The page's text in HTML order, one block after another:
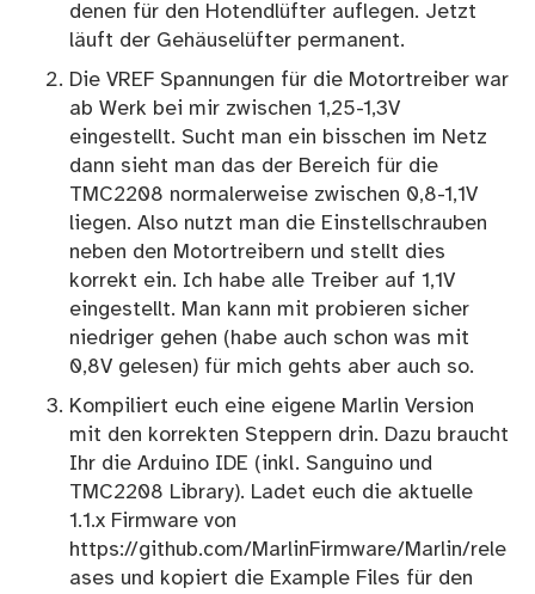
denen für den Hotendlüfter auflegen. Jetzt
läuft der Gehäuselüfter permanent.
Die VREF Spannungen für die Motortreiber war
ab Werk bei mir zwischen 1,25-1,3V
eingestellt. Sucht man ein bisschen im Netz
dann sieht man das der Bereich für die
TMC2208 normalerweise zwischen 0,8-1,1V
liegen. Also nutzt man die Einstellschrauben
neben den Motortreibern und stellt dies
korrekt ein. Ich habe alle Treiber auf 1,1V
eingestellt. Man kann mit probieren sicher
niedriger gehen (habe auch schon was mit
0,8V gelesen) für mich gehts aber auch so.
Kompiliert euch eine eigene Marlin Version
mit den korrekten Steppern drin. Dazu braucht
Ihr die Arduino IDE (inkl. Sanguino und
TMC2208 Library). Ladet euch die aktuelle
1.1.x Firmware von
https://github.com/MarlinFirmware/Marlin/rele
ases und kopiert die Example Files für den